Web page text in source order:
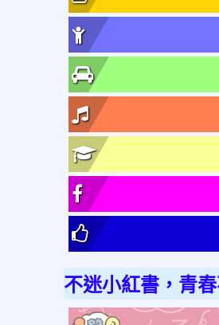
不迷小紅書，青